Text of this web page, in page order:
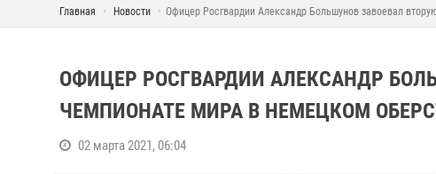
Главная Новости Офицер Росгвардии Александр Большунов завоевал
ОФИЦЕР РОСГВАРДИИ АЛЕКСАНДР
ЧЕМПИОНАТЕ МИРА В НЕМЕЦКОМ
02 марта 2021, 06:04